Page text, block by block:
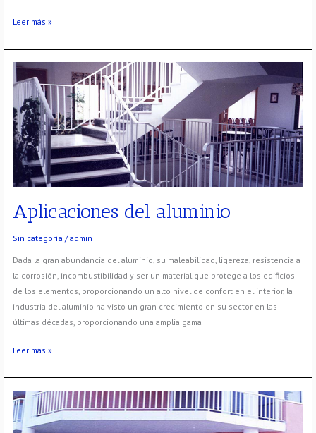
Leer más »
Aplicaciones del aluminio
Sin categoría /admin
Dada la gran abundancia del aluminio, su maleabilidad, ligereza, resistencia a
la corrosión, incombustibilidad y ser un material que protege a los edificios
de los elementos, proporcionando un alto nivel de confort en el interior, la
industria del aluminio ha visto un gran crecimiento en su sector en las
últimas décadas, proporcionando una amplia gama
Aplicaciones
del
aluminio
Leer más »
Barandillas
de
aluminio